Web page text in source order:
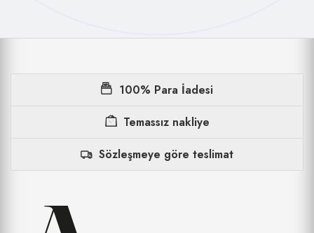
100% Para İadesi
Temassız nakliye
Sözleşmeye göre teslimat